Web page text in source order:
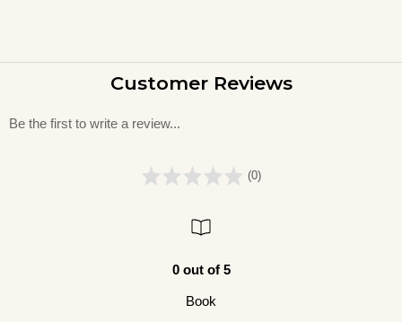
Customer Reviews
Be the first to write a review...
(0)
0 out of 5
Book